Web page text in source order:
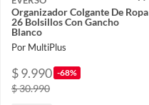
Organizador Colgante De Ropa
26 Bolsillos Con Gancho
Blanco
Por MultiPlus
$ 9.990 -68%
$ 30.990